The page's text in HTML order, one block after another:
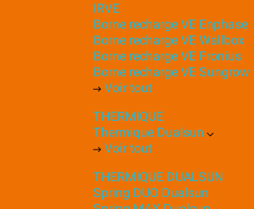
IRVE
Borne recharge VE Enphase
Borne recharge VE Wallbox
Borne recharge VE Fronius
Borne recharge VE Sungrow
Voir tout
THERMIQUE
Thermique Dualsun
Voir tout
THERMIQUE DUALSUN
Spring DUO Dualsun